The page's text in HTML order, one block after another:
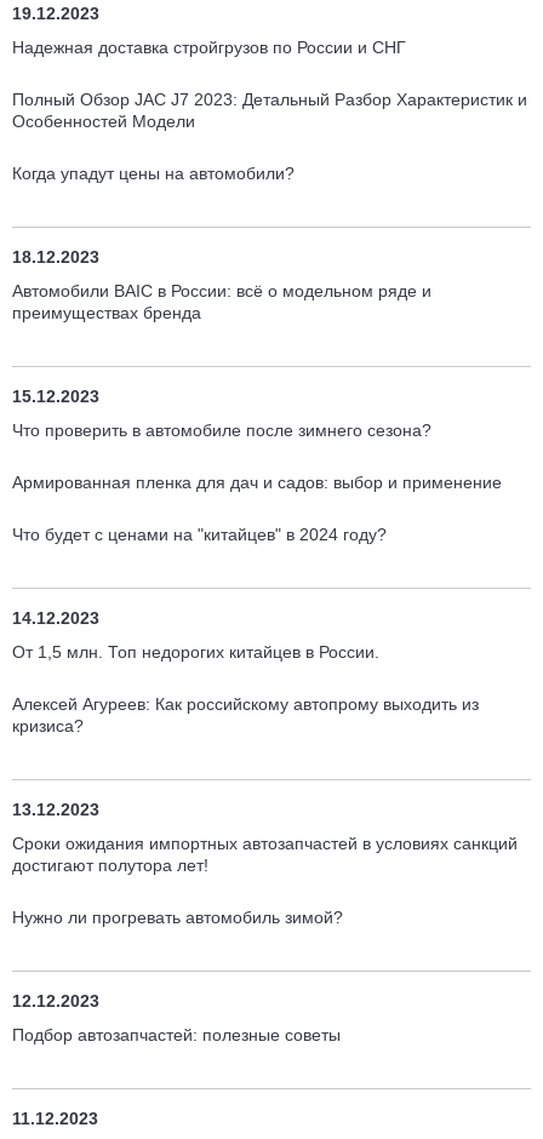
19.12.2023
Надежная доставка стройгрузов по России и СНГ
Полный Обзор JAC J7 2023: Детальный Разбор Характеристик и
Особенностей Модели
Когда упадут цены на автомобили?
18.12.2023
Автомобили BAIC в России: всё о модельном ряде и
преимуществах бренда
15.12.2023
Что проверить в автомобиле после зимнего сезона?
Армированная пленка для дач и садов: выбор и применение
Что будет с ценами на "китайцев" в 2024 году?
14.12.2023
От 1,5 млн. Топ недорогих китайцев в России.
Алексей Агуреев: Как российскому автопрому выходить из
кризиса?
13.12.2023
Сроки ожидания импортных автозапчастей в условиях санкций
достигают полутора лет!
Нужно ли прогревать автомобиль зимой?
12.12.2023
Подбор автозапчастей: полезные советы
11.12.2023